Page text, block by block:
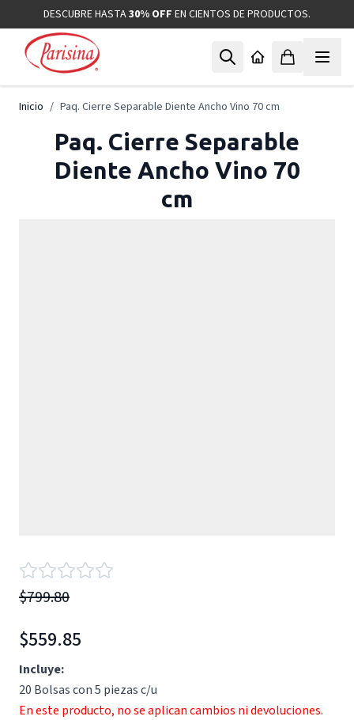
Ir al contenidoDESCUBRE HASTA30% OFF EN CIENTOS DE PRODUCTOS.
Inicio / Paq. Cierre Separable Diente Ancho Vino 70 cm
Paq. Cierre Separable
Diente Ancho Vino 70
cm
$799.80
$559.85
Incluye:
20 Bolsas con 5 piezas c/u
En este producto, no se aplican cambios ni devoluciones.